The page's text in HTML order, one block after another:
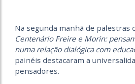
Na segunda manhã de palestras
Centenário Freire e Morin:
numa relação dialógica com
painéis destacaram a
pensadores.